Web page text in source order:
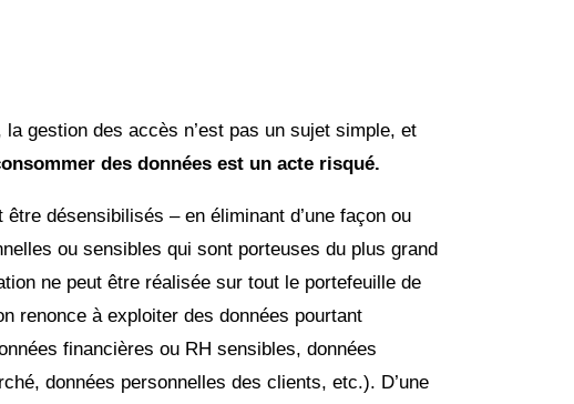
gestion des accès n’est pas un sujet simple, et
des données est un acte risqué.
désensibilisés – en éliminant d’une façon ou
ou sensibles qui sont porteuses du plus grand
ne peut être réalisée sur tout le portefeuille de
renonce à exploiter des données pourtant
financières ou RH sensibles, données
données personnelles des clients, etc.). D’une